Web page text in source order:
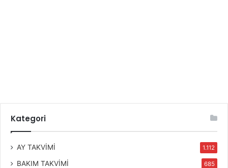
Kategori
AY TAKVİMİ 1.112
BAKIM TAKVİMİ 685